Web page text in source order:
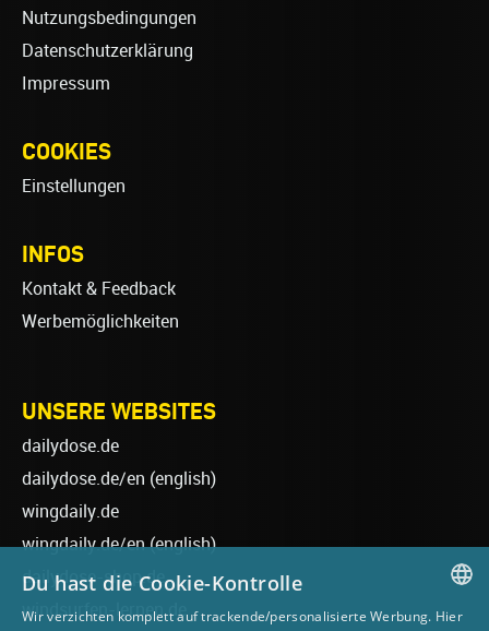
Nutzungsbedingungen
Datenschutzerklärung
Impressum
COOKIES
Einstellungen
INFOS
Kontakt & Feedback
Werbemöglichkeiten
UNSERE WEBSITES
dailydose.de
dailydose.de/en (english)
wingdaily.de
wingdaily.de/en(english)
dailydose-shop.de
windsurfen-lernen.de
Du hast die Cookie-Kontrolle
Wir verzichten komplett auf trackende/personalisierte Werbung. Hier